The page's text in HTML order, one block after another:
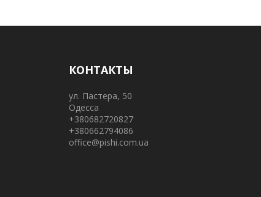
КОНТАКТЫ
ул. Пастера, 50
Одесса
+380682720827
+380662794086
office@pishi.com.ua